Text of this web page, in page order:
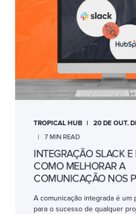
TROPICAL HUB
20 DE OUT.
7 MIN READ
INTEGRAÇÃO SLACK E
COMO MELHORAR A
COMUNICAÇÃO NOS
A comunicação integrada é um
para o sucesso de qualquer